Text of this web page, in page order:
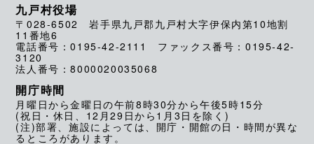
九戸村役場
〒028-6502 岩手県九戸郡九戸村大字伊保内第10地割
11番地6
電話番号：0195-42-2111 ファックス番号：0195-42-
3120
法人番号：8000020035068
開庁時間
月曜日から金曜日の午前8時30分から午後5時15分
(祝日・休日、12月29日から1月3日を除く)
(注)部署、施設によっては、開庁・開館の日・時間が異な
るところがあります。